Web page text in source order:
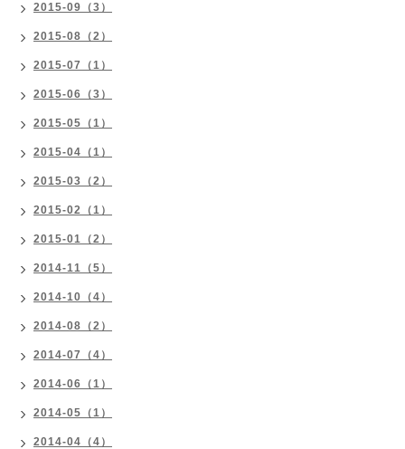
2015-09（3）
2015-08（2）
2015-07（1）
2015-06（3）
2015-05（1）
2015-04（1）
2015-03（2）
2015-02（1）
2015-01（2）
2014-11（5）
2014-10（4）
2014-08（2）
2014-07（4）
2014-06（1）
2014-05（1）
2014-04（4）